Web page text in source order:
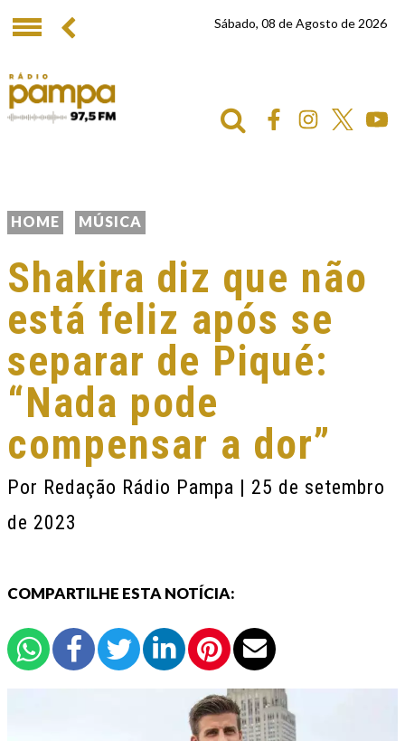
Sábado, 08 de Agosto de 2026
HOME MÚSICA
Shakira diz que não
está feliz após se
separar de Piqué:
“Nada pode
compensar a dor”
Por Redação Rádio Pampa | 25 de setembro
de 2023
COMPARTILHE ESTA NOTÍCIA: